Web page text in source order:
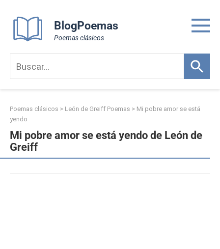
content
BlogPoemas
Poemas clásicos
Poemas clásicos > León de Greiff Poemas > Mi pobre amor se está
yendo
Mi pobre amor se está yendo de León de
Greiff